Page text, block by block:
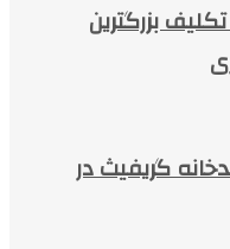
تکلیف بزرگترین
گریفیث در